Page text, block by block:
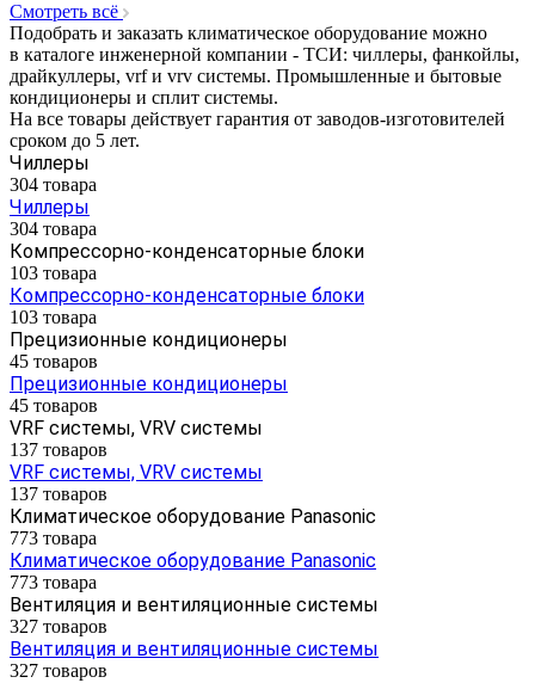
Смотреть всё
Подобрать и заказать климатическое оборудование можно
в каталоге инженерной компании - ТСИ: чиллеры, фанкойлы,
драйкуллеры, vrf и vrv системы. Промышленные и бытовые
кондиционеры и сплит системы.
На все товары действует гарантия от заводов-изготовителей
сроком до 5 лет.
Чиллеры
304 товара
Чиллеры
304 товара
Компрессорно-конденсаторные блоки
103 товара
Компрессорно-конденсаторные блоки
103 товара
Прецизионные кондиционеры
45 товаров
Прецизионные кондиционеры
45 товаров
VRF системы, VRV системы
137 товаров
VRF системы, VRV системы
137 товаров
Климатическое оборудование Panasonic
773 товара
Климатическое оборудование Panasonic
773 товара
Вентиляция и вентиляционные системы
327 товаров
Вентиляция и вентиляционные системы
327 товаров